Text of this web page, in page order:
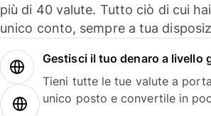
più di 40 valute. Tutto ciò di cui
unico conto, sempre a tua
Gestisci il tuo denaro a livello
Tieni tutte le tue valute a
unico posto e convertile in